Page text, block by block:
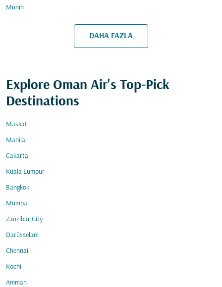
Münih
DAHA FAZLA
Explore Oman Air's Top-Pick
Destinations
Maskat
Manila
Cakarta
Kuala Lumpur
Bangkok
Mumbai
Zanzibar City
Darüsselam
Chennai
Kochi
Amman